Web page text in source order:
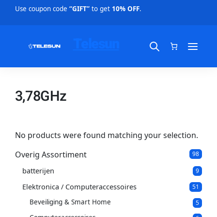
Use coupon code “GIFT”to get 10% OFF.
3,78GHz
No products were found matching your selection.
Overig Assortiment
989
p
o
d
u
c
batterijen 99
o
d
u
Elektronica / Computeraccessoires 51 5
p
r
Beveiliging & Smart Home 55